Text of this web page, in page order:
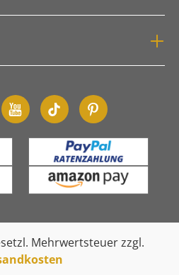
Mehrwertsteuer zzgl.